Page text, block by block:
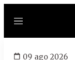
Menú
09 ago 2026